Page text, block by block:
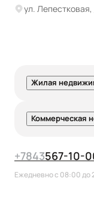
ул.
Жилая
Коммерческая
+7843567-10-
Ежедневно с 08:00 до